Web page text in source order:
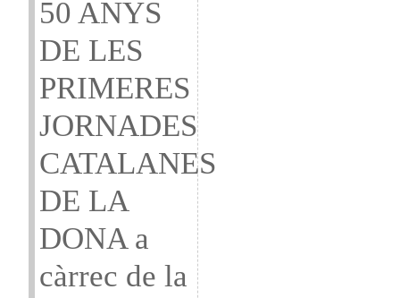
50 ANYS
DE LES
PRIMERES
JORNADES
CATALANES
DE LA
DONA a
càrrec de la